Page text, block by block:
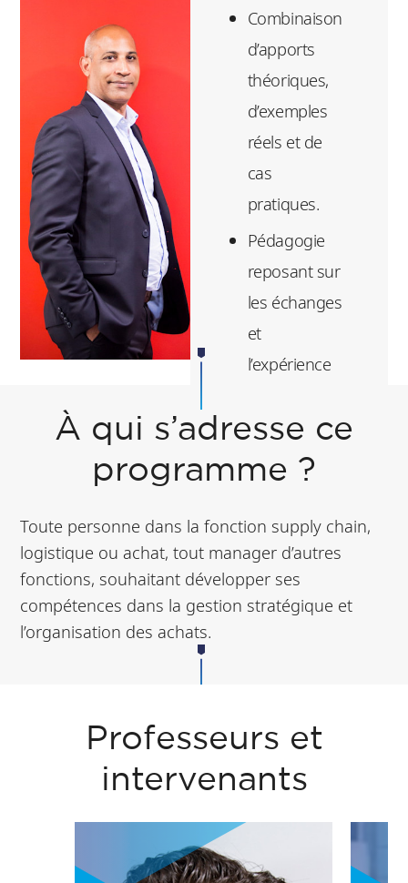
Combinaison
d’apports
théoriques,
d’exemples
réels et de
cas
pratiques.
Pédagogie
reposant sur
les échanges
et
l’expérience
participants,
avec de
nombreux
travaux de
groupes.
Éligible au
financement
avec un
emploi du
À qui s’adresse ce
programme ?
Toute personne dans la fonction supply chain,
logistique ou achat, tout manager d’autres
fonctions, souhaitant développer ses
compétences dans la gestion stratégique et
l’organisation des achats.
Professeurs et
intervenants